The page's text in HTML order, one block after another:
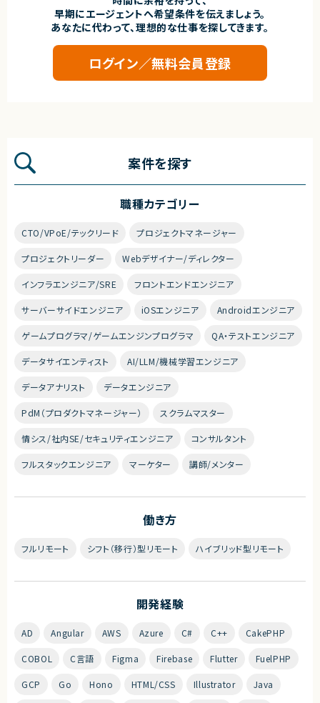
早期にエージェントへ希望条件を伝えましょう。
あなたに代わって、理想的な仕事を探してきます。
ログイン／無料会員登録
案件を探す
職種カテゴリー
CTO/VPoE/テックリード プロジェクトマネージャー
プロジェクトリーダー Webデザイナー/ディレクター
インフラエンジニア/SRE フロントエンドエンジニア
サーバーサイドエンジニア iOSエンジニア Androidエンジニア
ゲームプログラマ/ゲームエンジンプログラマ QA・テストエンジニア
データサイエンティスト AI/LLM/機械学習エンジニア
データアナリスト データエンジニア
PdM（プロダクトマネージャー） スクラムマスター
情シス/社内SE/セキュリティエンジニア コンサルタント
フルスタックエンジニア マーケター 講師/メンター
働き方
フルリモート シフト（移行）型リモート ハイブリッド型リモート
開発経験
AD Angular AWS Azure C# C++ CakePHP
COBOL C言語 Figma Firebase Flutter FuelPHP
GCP Go Hono HTML/CSS Illustrator Java